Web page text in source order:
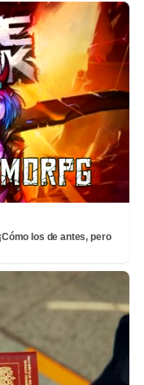
los de antes, pero